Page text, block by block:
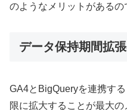
のようなメリットがあるの
データ保持期間拡
GA4とBigQueryを連携す
限に拡大することが最大